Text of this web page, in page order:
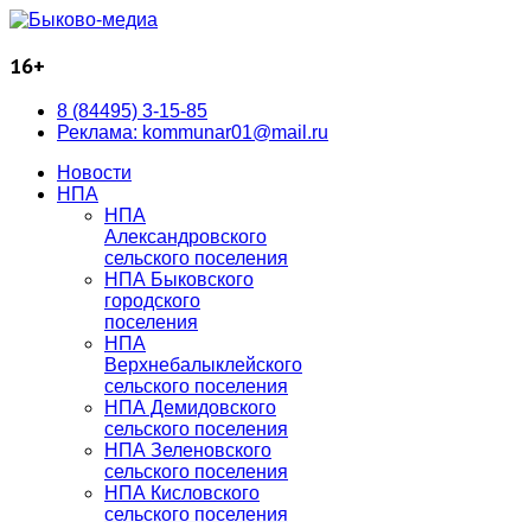
16+
8 (84495) 3-15-85
Реклама: kommunar01@mail.ru
Новости
НПА
НПА
Александровского
сельского поселения
НПА Быковского
городского
поселения
НПА
Верхнебалыклейского
сельского поселения
НПА Демидовского
сельского поселения
НПА Зеленовского
сельского поселения
НПА Кисловского
сельского поселения